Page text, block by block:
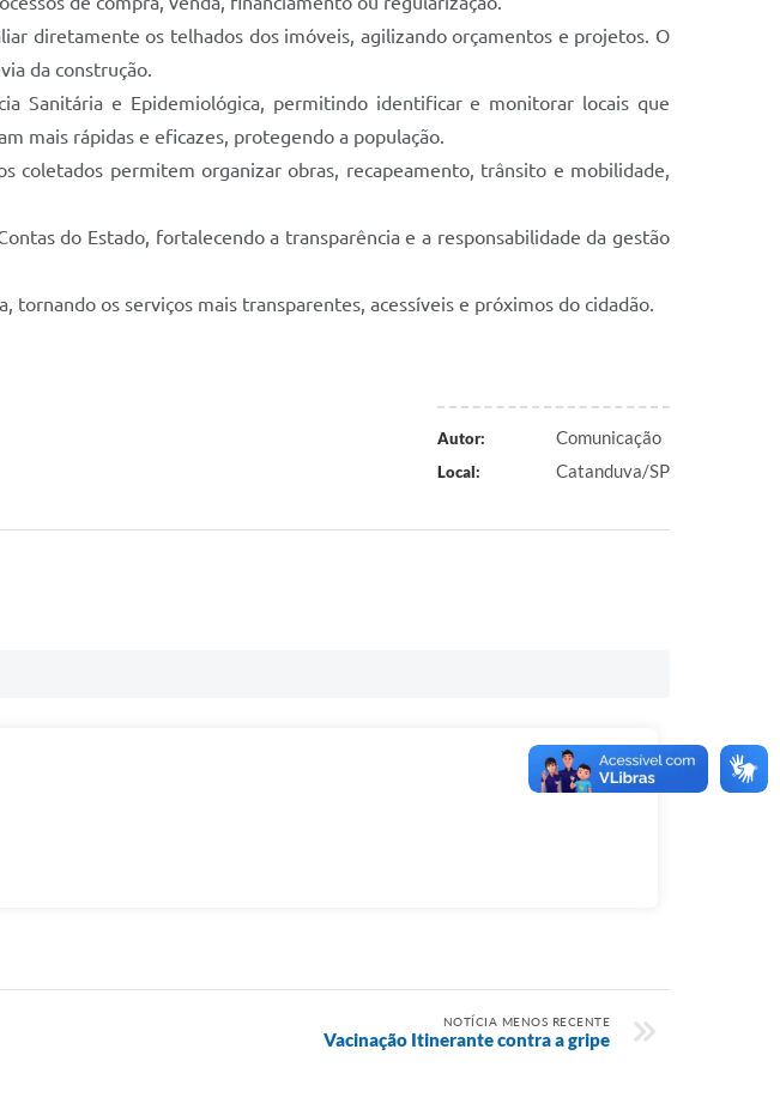
diretamente os telhados dos imóveis, agilizando orçamentos e projetos. O
da construção.
Sanitária e Epidemiológica, permitindo identificar e monitorar locais que
mais rápidas e eficazes, protegendo a população.
coletados permitem organizar obras, recapeamento, trânsito e mobilidade,
do Estado, fortalecendo a transparência e a responsabilidade da gestão
tornando os serviços mais transparentes, acessíveis e próximos do cidadão.
Autor: Comunicação
Local: Catanduva/SP
NOTÍCIA MENOS RECENTE
Vacinação Itinerante contra a gripe